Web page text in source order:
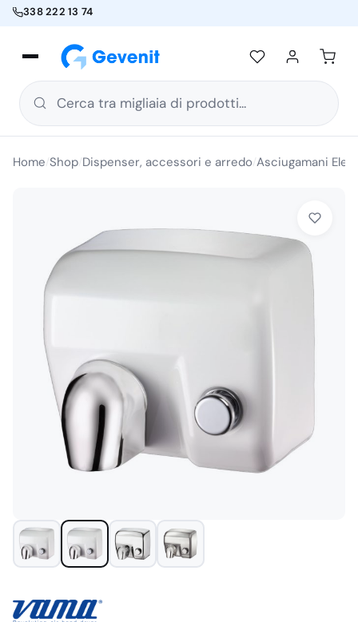
338 222 13 74
Cerca tra migliaia di prodotti...
Home Shop Dispenser, accessori e arredo Asciugamani